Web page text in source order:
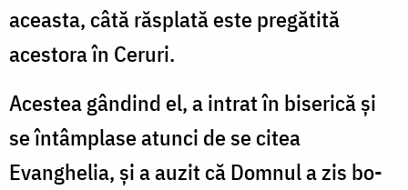
aceasta, câtă răs­pla­tă este pregătită
acestora în Ceruri.
Acestea gândind el, a intrat în biserică și
se în­tâmplase atunci de se citea
Evanghelia, și a auzit că Domnul a zis bo­